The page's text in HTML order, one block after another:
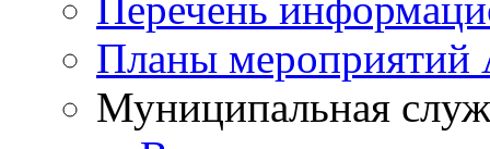
Перечень
Планы мероприятий
Муниципальная